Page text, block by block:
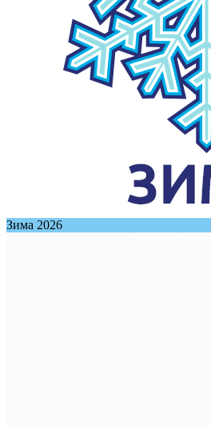
Зима 2026